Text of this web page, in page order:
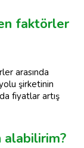
faktörler
arasında
şirketinin
fiyatlar artış
alabilirim?